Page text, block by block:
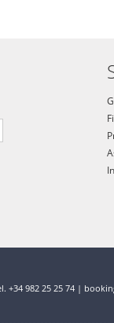
+34 982 25 25 74 |